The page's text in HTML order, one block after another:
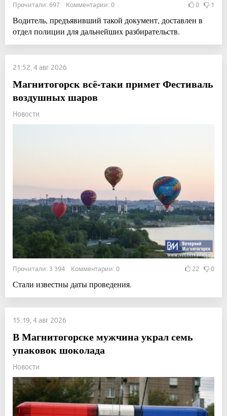
Прочитали: 697 Комментарии: 0 0 1
Водитель, предъявивший такой документ, доставлен в
отдел полиции для дальнейших разбирательств.
21:52, 4 авг 2026
Магнитогорск всё-таки примет Фестиваль
воздушных шаров
Новости
Прочитали: 3 394 Комментарии: 0 22 0
Стали известны даты проведения.
15:19, 4 авг 2026
В Магнитогорске мужчина украл семь
упаковок шоколада
Новости